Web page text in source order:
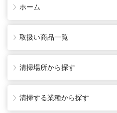
ホーム
取扱い商品一覧
清掃場所から探す
清掃する業種から探す